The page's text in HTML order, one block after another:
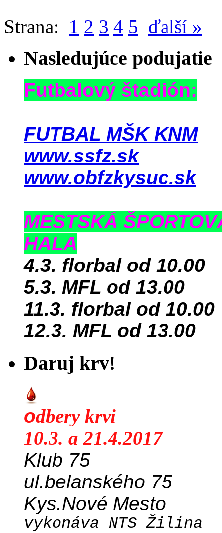
Strana: 1 2 3 4 5 ďalší »
Nasledujúce podujatie
Futbalový štadión:
FUTBAL MŠK KNM
www.ssfz.sk
www.obfzkysuc.sk
MESTSKÁ
HALA
4.3. florbal od 10.00
5.3. MFL od 13.00
11.3. florbal od 10.00
12.3. MFL od 13.00
Daruj krv!
odbery krvi
10.3. a 21.4.2017
Klub 75
ul.belanského 75
Kys.Nové Mesto
vykonáva NTS Žilina